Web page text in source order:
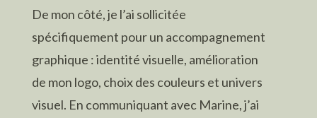
De mon côté, je l’ai sollicitée
spécifiquement pour un accompagnement
graphique : identité visuelle, amélioration
de mon logo, choix des couleurs et univers
visuel. En communiquant avec Marine, j’ai